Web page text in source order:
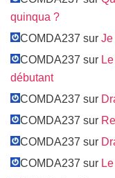
quinqua ?
COMDA237 sur Je
COMDA237 sur
débutant
COMDA237 sur
COMDA237 sur
COMDA237 sur
COMDA237 sur